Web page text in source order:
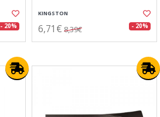
- 20%
KINGSTON
6,71€ 8,39€ - 20%